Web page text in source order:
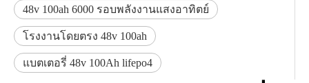
48v 100ah 6000 รอบพลังงานแสงอาทิตย์
โรงงานโดยตรง 48v 100ah
แบตเตอรี่ 48v 100Ah lifepo4